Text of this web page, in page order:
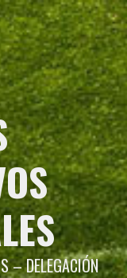
– DELEGACIÓN